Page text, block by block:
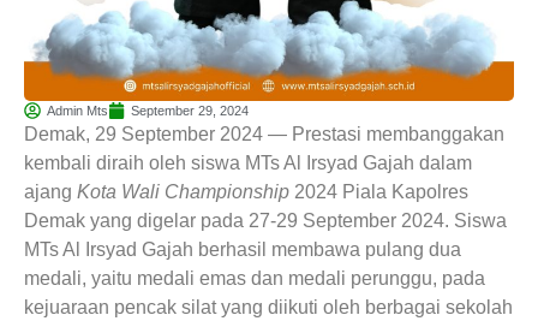
Admin Mts September 29, 2024
Demak, 29 September 2024 — Prestasi membanggakan
kembali diraih oleh siswa MTs Al Irsyad Gajah dalam
ajang Kota Wali Championship 2024 Piala Kapolres
Demak yang digelar pada 27-29 September 2024. Siswa
MTs Al Irsyad Gajah berhasil membawa pulang dua
medali, yaitu medali emas dan medali perunggu, pada
kejuaraan pencak silat yang diikuti oleh berbagai sekolah